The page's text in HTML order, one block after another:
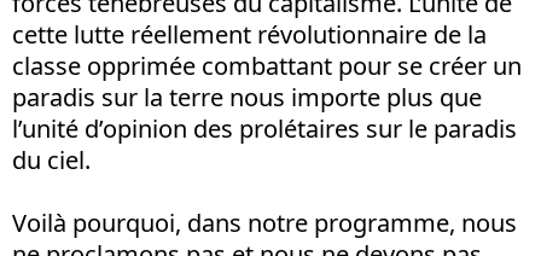
cette lutte réellement révolutionnaire de la
classe opprimée combattant pour se créer un
paradis sur la terre nous importe plus que
l’unité d’opinion des prolétaires sur le paradis
du ciel.
Voilà pourquoi, dans notre programme, nous